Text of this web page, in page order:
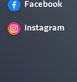
Facebook
Instagram